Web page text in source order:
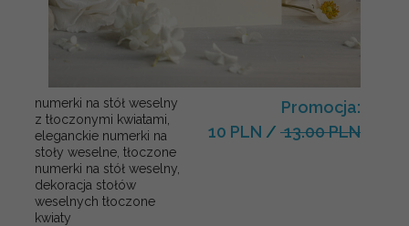
numerki na stół weselny
z tłoczonymi kwiatami,
eleganckie numerki na
stoły weselne, tłoczone
numerki na stół weselny,
dekoracja stołów
weselnych tłoczone
kwiaty
Promocja:
10 PLN / 13.00 PLN